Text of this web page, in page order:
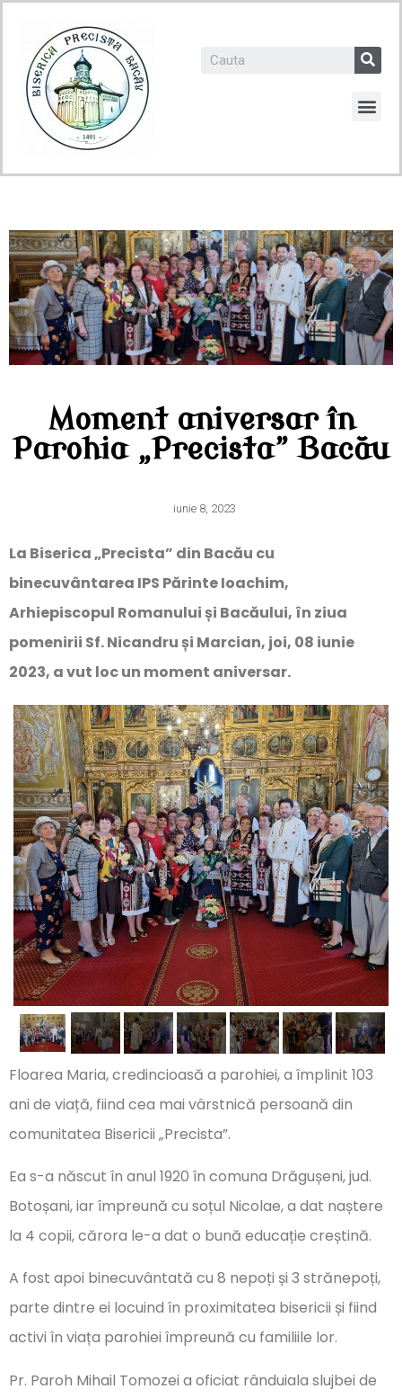
Moment aniversar în
Parohia „Precista” Bacău
iunie 8, 2023
La Biserica „Precista” din Bacău cu
binecuvântarea IPS Părinte Ioachim,
Arhiepiscopul Romanului și Bacăului, în ziua
pomenirii Sf. Nicandru și Marcian, joi, 08 iunie
2023, a vut loc un moment aniversar.
Floarea Maria, credincioasă a parohiei, a împlinit 103
ani de viață, fiind cea mai vârstnică persoană din
comunitatea Bisericii „Precista”.
Ea s-a născut în anul 1920 în comuna Drăgușeni, jud.
Botoșani, iar împreună cu soțul Nicolae, a dat naștere
la 4 copii, cărora le-a dat o bună educație creștină.
A fost apoi binecuvântată cu 8 nepoți și 3 strănepoți,
parte dintre ei locuind în proximitatea bisericii și fiind
activi în viața parohiei împreună cu familiile lor.
Pr. Paroh Mihail Tomozei a oficiat rânduiala slujbei de